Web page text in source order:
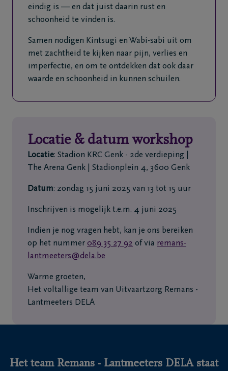
eindig is — en dat juist daarin rust en
schoonheid te vinden is.
Samen nodigen Kintsugi en Wabi-sabi uit om
met zachtheid te kijken naar pijn, verlies en
imperfectie, en om te ontdekken dat ook daar
waarde en schoonheid in kunnen schuilen.
Locatie & datum workshop
Locatie: Stadion KRC Genk - 2de verdieping |
The Arena Genk | Stadionplein 4, 3600 Genk
Datum: zondag 15 juni 2025 van 13 tot 15 uur
Inschrijven is mogelijk t.e.m. 4 juni 2025
Indien je nog vragen hebt, kan je ons bereiken
op het nummer 089 35 27 92 of via remans-
lantmeeters@dela.be
Warme groeten,
Het voltallige team van Uitvaartzorg Remans -
Lantmeeters DELA
Het team Remans - Lantmeeters DELA staat